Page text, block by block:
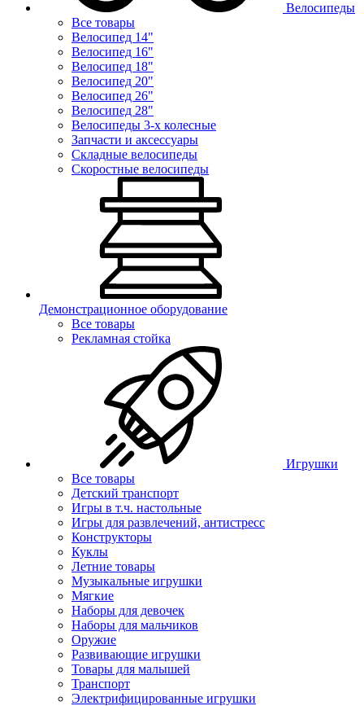
Велосипеды
Все товары
Велосипед 14"
Велосипед 16"
Велосипед 18"
Велосипед 20"
Велосипед 26"
Велосипед 28"
Велосипеды 3-х колесные
Запчасти и аксессуары
Складные велосипеды
Скоростные велосипеды
Демонстрационное оборудование
Все товары
Рекламная стойка
Игрушки
Все товары
Детский транспорт
Игры в т.ч. настольные
Игры для развлечений, антистресс
Конструкторы
Куклы
Летние товары
Музыкальные игрушки
Мягкие
Наборы для девочек
Наборы для мальчиков
Оружие
Развивающие игрушки
Товары для малышей
Транспорт
Электрифицированные игрушки